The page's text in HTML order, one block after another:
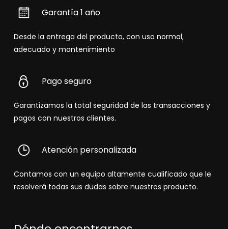
Garantía 1 año
Desde la entrega del producto, con uso normal,
adecuado y mantenimiento
Pago seguro
Garantizamos la total seguridad de las transacciones y
pagos con nuestros clientes.
Atención personalizada
Contamos con un equipo altamente cualificado que le
resolverá todas sus dudas sobre nuestros producto.